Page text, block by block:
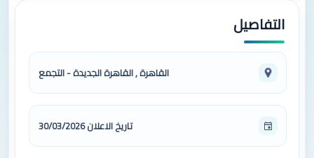
التفاصيل
القاهرة , القاهرة الجديدة - التجمع
تاريخ الاعلان 30/03/2026